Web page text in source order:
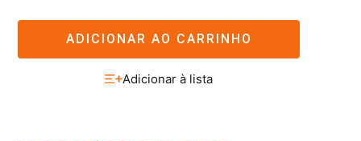
ADICIONAR AO CARRINHO